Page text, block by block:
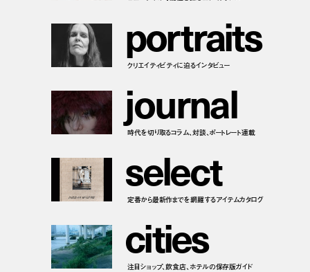
portraits
クリエイティビティに迫るインタビュー
journal
時代を切り取るコラム、対談、ポートレート連載
select
定番から最新作までを網羅するアイテムカタログ
cities
注目ショップ、飲食店、ホテルの保存版ガイド